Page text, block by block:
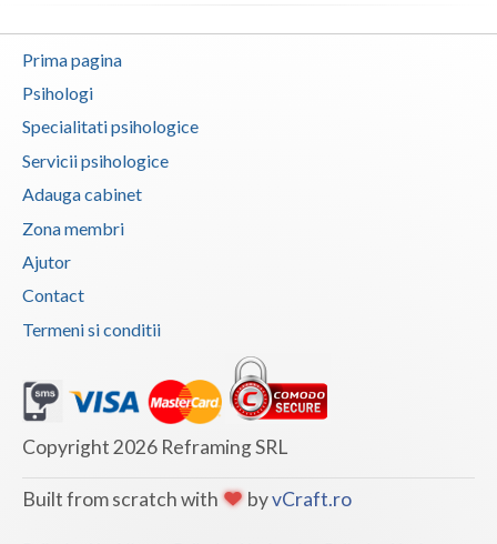
Prima pagina
Psihologi
Specialitati psihologice
Servicii psihologice
Adauga cabinet
Zona membri
Ajutor
Contact
Termeni si conditii
Copyright 2026 Reframing SRL
Built from scratch with byvCraft.ro